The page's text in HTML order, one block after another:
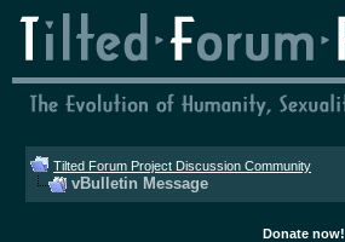
Tilted Forum Project Discussion Community
vBulletin Message
Donate now!